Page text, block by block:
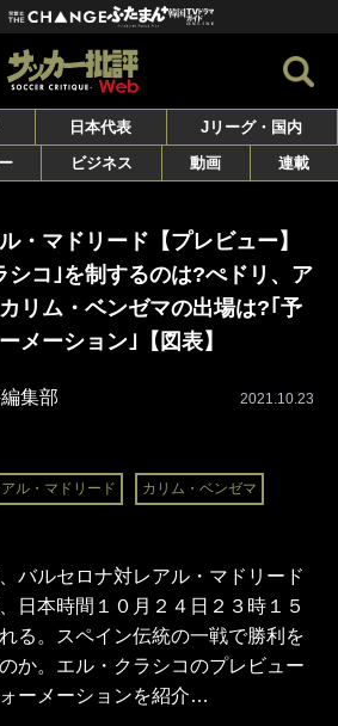
日本代表
Jリーグ・国内
ビジネス 動画 連載
・マドリード【プレビュー】
シコ｣を制するのは?ぺドリ、ア
リム・ベンゼマの出場は?｢予
メーション｣【図表】
集部 2021.10.23
アル・マドリード カリム・ベンゼマ
バルセロナ対レアル・マドリード
日本時間１０月２４日２３時１５
る。スペイン伝統の一戦で勝利を
か。エル・クラシコのプレビュー
ーメーションを紹介…